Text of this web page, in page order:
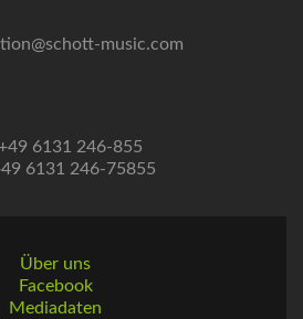
music.com
6131 246-855
6131 246-75855
Über uns
Facebook
Mediadaten